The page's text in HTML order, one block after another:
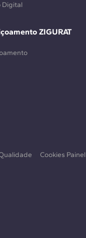
Digital
ZIGURAT
Cookies Painel